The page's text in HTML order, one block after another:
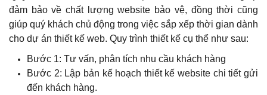
đảm bảo về chất lượng website bảo vệ, đồng thời cũng
giúp quý khách chủ động trong việc sắp xếp thời gian dành
cho dự án thiết kế web. Quy trình thiết kế cụ thể như sau:
Bước 1: Tư vấn, phân tích nhu cầu khách hàng
Bước 2: Lập bản kế hoạch thiết kế website chi tiết gửi
đến khách hàng.